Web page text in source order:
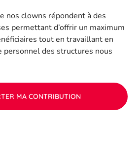
nos clowns répondent à des
permettant d’offrir un maximum
tout en travaillant en
personnel des structures nous
MA CONTRIBUTION